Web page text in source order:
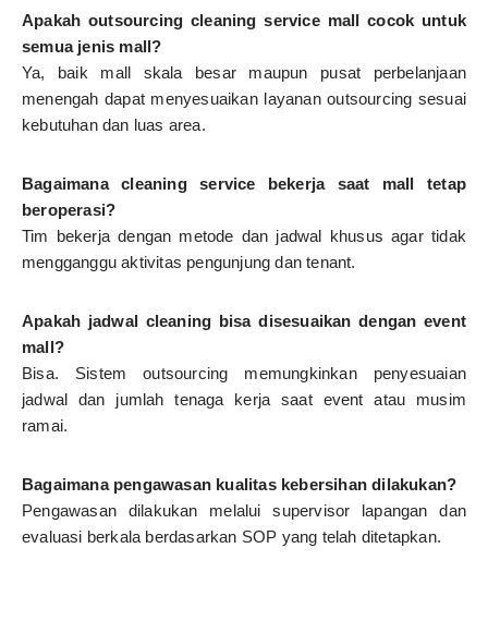
Apakah outsourcing cleaning service mall cocok untuk
semua jenis mall?
Ya, baik mall skala besar maupun pusat perbelanjaan
menengah dapat menyesuaikan layanan outsourcing sesuai
kebutuhan dan luas area.
Bagaimana cleaning service bekerja saat mall tetap
beroperasi?
Tim bekerja dengan metode dan jadwal khusus agar tidak
mengganggu aktivitas pengunjung dan tenant.
Apakah jadwal cleaning bisa disesuaikan dengan event
mall?
Bisa. Sistem outsourcing memungkinkan penyesuaian
jadwal dan jumlah tenaga kerja saat event atau musim
ramai.
Bagaimana pengawasan kualitas kebersihan dilakukan?
Pengawasan dilakukan melalui supervisor lapangan dan
evaluasi berkala berdasarkan SOP yang telah ditetapkan.